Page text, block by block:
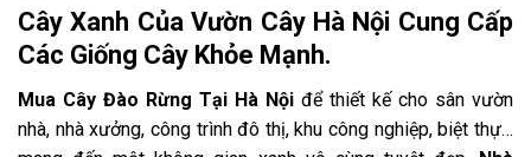
Cây Xanh Của Vườn Cây Hà Nội Cung Cấp
Các Giống Cây Khỏe Mạnh.
Mua Cây Đào Rừng Tại Hà Nội để thiết kế cho sân vườn
nhà, nhà xưởng, công trình đô thị, khu công nghiệp, biệt thự…